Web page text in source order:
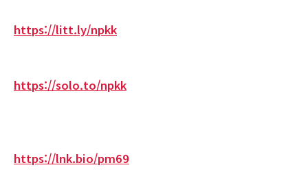
https://litt.ly/npkk
https://solo.to/npkk
https://lnk.bio/pm69